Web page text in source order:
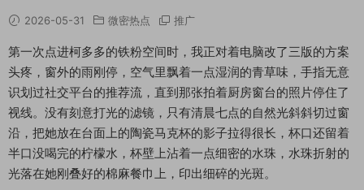
2026-05-31 微密热点 推广
第一次点进柯多多的铁粉空间时，我正对着电脑改了三版的方案
头疼，窗外的雨刚停，空气里飘着一点湿润的青草味，手指无意
识划过社交平台的推荐流，直到那张拍着厨房窗台的照片停住了
视线。没有刻意打光的滤镜，只有清晨七点的自然光斜斜切过窗
沿，把她放在台面上的陶瓷马克杯的影子拉得很长，杯口还留着
半口没喝完的柠檬水，杯壁上沾着一点细密的水珠，水珠折射的
光落在她刚叠好的棉麻餐巾上，印出细碎的光斑。